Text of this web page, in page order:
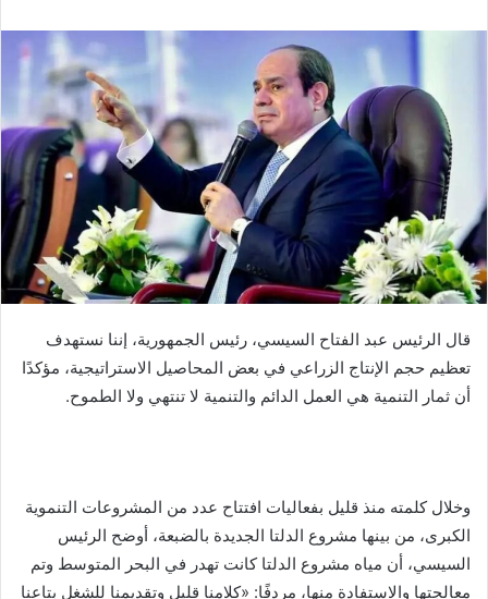
قال الرئيس عبد الفتاح السيسي، رئيس الجمهورية، إننا نستهدف
تعظيم حجم الإنتاج الزراعي في بعض المحاصيل الاستراتيجية، مؤكدًا
أن ثمار التنمية هي العمل الدائم والتنمية لا تنتهي ولا الطموح.
وخلال كلمته منذ قليل بفعاليات افتتاح عدد من المشروعات التنموية
الكبرى، من بينها مشروع الدلتا الجديدة بالضبعة، أوضح الرئيس
السيسي، أن مياه مشروع الدلتا كانت تهدر في البحر المتوسط وتم
معالجتها والاستفادة منها، مردفًا: «كلامنا قليل وتقديمنا للشغل بتاعنا